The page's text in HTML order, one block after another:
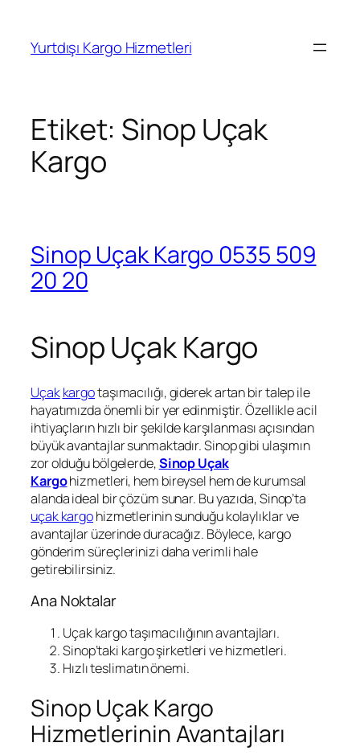
Yurtdışı Kargo Hizmetleri
Etiket: Sinop Uçak
Kargo
Sinop Uçak Kargo 0535 509
20 20
Sinop Uçak Kargo
Uçakkargotaşımacılığı, giderek artan bir talep ile
hayatımızda önemli bir yer edinmiştir. Özellikle acil
ihtiyaçların hızlı bir şekilde karşılanması açısından
büyük avantajlar sunmaktadır. Sinop gibi ulaşımın
zor olduğu bölgelerde,Sinop Uçak
Kargohizmetleri, hem bireysel hem de kurumsal
alanda ideal bir çözüm sunar. Bu yazıda, Sinop’ta
uçak kargohizmetlerinin sunduğu kolaylıklar ve
avantajlar üzerinde duracağız. Böylece, kargo
gönderim süreçlerinizi daha verimli hale
getirebilirsiniz.
Ana Noktalar
Uçak kargo taşımacılığının avantajları.
Sinop’taki kargo şirketleri ve hizmetleri.
Hızlı teslimatın önemi.
Sinop Uçak Kargo
Hizmetlerinin Avantajları